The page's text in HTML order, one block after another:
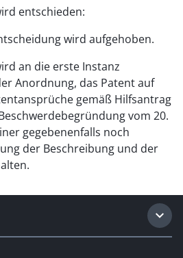
entschieden:
wird aufgehoben.
an die erste Instanz
Anordnung, das Patent auf
gemäß Hilfsantrag
vom 20.
gegebenenfalls noch
der Beschreibung und der